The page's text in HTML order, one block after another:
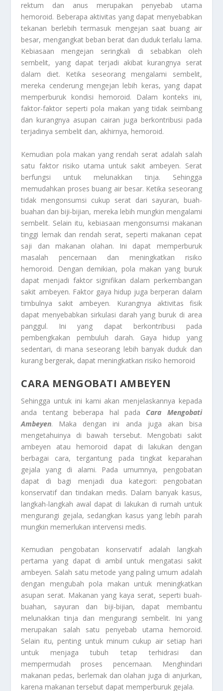
rektum dan anus merupakan penyebab utama
hemoroid. Beberapa aktivitas yang dapat menyebabkan
tekanan berlebih termasuk mengejan saat buang air
besar, mengangkat beban berat dan duduk terlalu lama.
Kebiasaan mengejan seringkali di sebabkan oleh
sembelit, yang dapat terjadi akibat kurangnya serat
dalam diet. Ketika seseorang mengalami sembelit,
mereka cenderung mengejan lebih keras, yang dapat
memperburuk kondisi hemoroid. Dalam konteks ini,
faktor-faktor seperti pola makan yang tidak seimbang
dan kurangnya asupan cairan juga berkontribusi pada
terjadinya sembelit dan, akhirnya, hemoroid.
Kemudian pola makan yang rendah serat adalah salah
satu faktor risiko utama untuk sakit ambeyen. Serat
berfungsi untuk melunakkan tinja. Sehingga
memudahkan proses buang air besar. Ketika seseorang
tidak mengonsumsi cukup serat dari sayuran, buah-
buahan dan biji-bijian, mereka lebih mungkin mengalami
sembelit. Selain itu, kebiasaan mengonsumsi makanan
tinggi lemak dan rendah serat, seperti makanan cepat
saji dan makanan olahan. Ini dapat memperburuk
masalah pencernaan dan meningkatkan risiko
hemoroid. Dengan demikian, pola makan yang buruk
dapat menjadi faktor signifikan dalam perkembangan
sakit ambeyen. Faktor gaya hidup juga berperan dalam
timbulnya sakit ambeyen. Kurangnya aktivitas fisik
dapat menyebabkan sirkulasi darah yang buruk di area
panggul. Ini yang dapat berkontribusi pada
pembengkakan pembuluh darah. Gaya hidup yang
sedentari, di mana seseorang lebih banyak duduk dan
kurang bergerak, dapat meningkatkan risiko hemoroid
CARA MENGOBATI AMBEYEN
Sehingga untuk ini kami akan menjelaskannya kepada
anda tentang beberapa hal pada Cara Mengobati
Ambeyen. Maka dengan ini anda juga akan bisa
mengetahuinya di bawah tersebut. Mengobati sakit
ambeyen atau hemoroid dapat di lakukan dengan
berbagai cara, tergantung pada tingkat keparahan
gejala yang di alami. Pada umumnya, pengobatan
dapat di bagi menjadi dua kategori: pengobatan
konservatif dan tindakan medis. Dalam banyak kasus,
langkah-langkah awal dapat di lakukan di rumah untuk
mengurangi gejala, sedangkan kasus yang lebih parah
mungkin memerlukan intervensi medis.
Kemudian pengobatan konservatif adalah langkah
pertama yang dapat di ambil untuk mengatasi sakit
ambeyen. Salah satu metode yang paling umum adalah
dengan mengubah pola makan untuk meningkatkan
asupan serat. Makanan yang kaya serat, seperti buah-
buahan, sayuran dan biji-bijian, dapat membantu
melunakkan tinja dan mengurangi sembelit. Ini yang
merupakan salah satu penyebab utama hemoroid.
Selain itu, penting untuk minum cukup air setiap hari
untuk menjaga tubuh tetap terhidrasi dan
mempermudah proses pencernaan. Menghindari
makanan pedas, berlemak dan olahan juga di anjurkan,
karena makanan tersebut dapat memperburuk gejala.